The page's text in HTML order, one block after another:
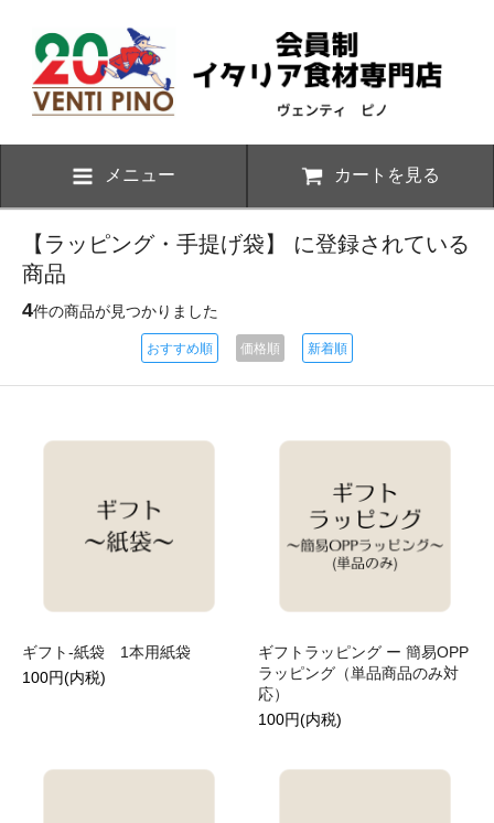
メニュー カートを見る
【ラッピング・手提げ袋】 に登録されている
商品
4件の商品が見つかりました
おすすめ順 価格順 新着順
ギフト-紙袋 1本用紙袋
100円(内税)
ギフトラッピング ー 簡易OPP
ラッピング（単品商品のみ対
応）
100円(内税)